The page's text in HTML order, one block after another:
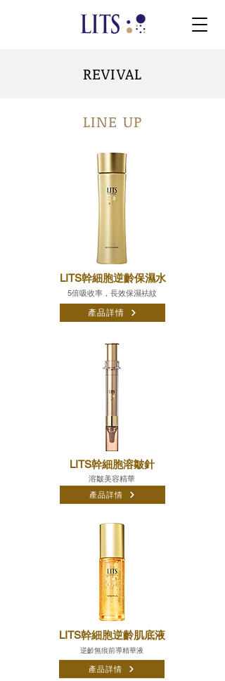
REVIVAL
LINE UP
LITS幹細胞逆齡保濕水
5倍吸收率，長效保濕袪紋
產品詳情
LITS幹細胞溶皺針
溶皺美容精華
產品詳情
LITS幹細胞逆齡肌底液
逆齡無痕前導精華液
產品詳情